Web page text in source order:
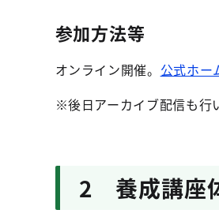
参加方法等
オンライン開催。 公式ホー
※後日アーカイブ配信も行
2 養成講座